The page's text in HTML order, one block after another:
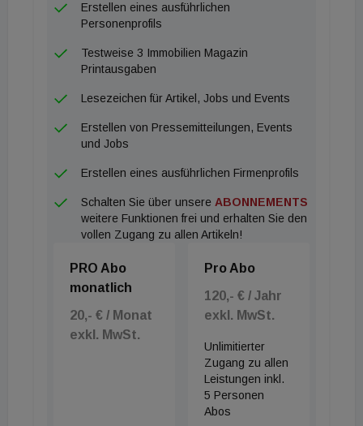
Erstellen eines ausführlichen
Personenprofils
Testweise 3 Immobilien Magazin
Printausgaben
Lesezeichen für Artikel, Jobs und Events
Erstellen von Pressemitteilungen, Events
und Jobs
Erstellen eines ausführlichen Firmenprofils
Schalten Sie über unsere ABONNEMENTS
weitere Funktionen frei und erhalten Sie den
vollen Zugang zu allen Artikeln!
PRO Abo
monatlich
20,- € / Monat
exkl. MwSt.
Pro Abo
120,- € / Jahr
exkl. MwSt.
Unlimitierter
Zugang zu allen
Leistungen inkl.
5 Personen
Abos